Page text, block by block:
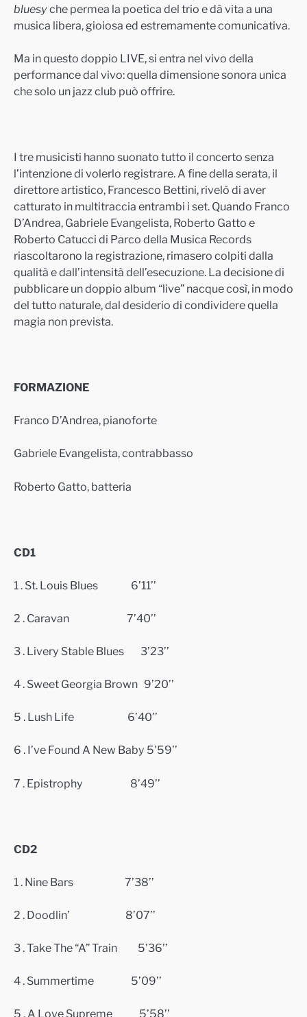
bluesyche permea la poetica del trio e dà vita a una
musica libera, gioiosa ed estremamente comunicativa.
Ma in questo doppio LIVE, si entra nel vivo della
performance dal vivo: quella dimensione sonora unica
che solo un jazz club può offrire.
I tre musicisti hanno suonato tutto il concerto senza
l’intenzione di volerlo registrare. A fine della serata, il
direttore artistico, Francesco Bettini, rivelò di aver
catturato in multitraccia entrambi i set. Quando Franco
D’Andrea, Gabriele Evangelista, Roberto Gatto e
Roberto Catucci di Parco della Musica Records
riascoltarono la registrazione, rimasero colpiti dalla
qualità e dall’intensità dell’esecuzione. La decisione di
pubblicare un doppio album “live” nacque così, in modo
del tutto naturale, dal desiderio di condividere quella
magia non prevista.
FORMAZIONE
Franco D’Andrea, pianoforte
Gabriele Evangelista, contrabbasso
Roberto Gatto, batteria
CD1
1 . St. Louis Blues 6’11’’
2 . Caravan 7’40’’
3 . Livery Stable Blues 3’23’’
4 . Sweet Georgia Brown 9’20’’
5 . Lush Life 6’40’’
6 . I’ve Found A New Baby 5’59’’
7 . Epistrophy 8’49’’
CD2
1 . Nine Bars 7’38’’
2 . Doodlin’ 8’07’’
3 .Take The “A” Train 5’36’’
4 . Summertime 5’09’’
5 . A Love Supreme 5’58’’